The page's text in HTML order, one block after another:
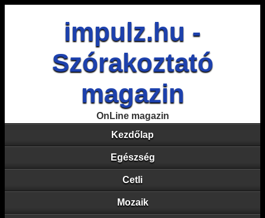
impulz.hu -
Szórakoztató
magazin
OnLine magazin
Kezdőlap
Egészség
Cetli
Mozaik